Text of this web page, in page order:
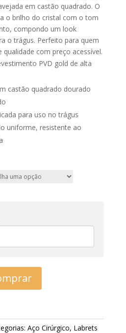
em castão quadrado. O
o brilho do cristal com o tom
compondo um look
o trágus. Perfeito para quem
com preço acessível.
PVD gold de alta
castão quadrado dourado
para uso no trágus
uniforme, resistente ao
Aço Cirúrgico, Labrets